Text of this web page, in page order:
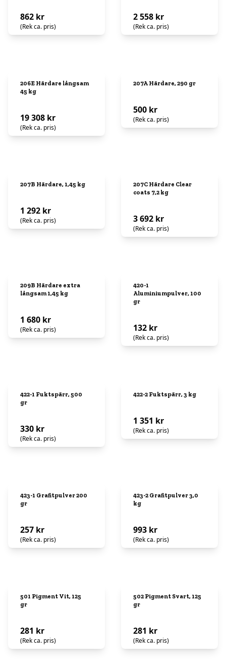
862 kr
(Rek ca. pris)
2 558 kr
(Rek ca. pris)
206E Härdare långsam
45 kg
19 308 kr
(Rek ca. pris)
207A Härdare, 290 gr
500 kr
(Rek ca. pris)
207B Härdare, 1,45 kg
1 292 kr
(Rek ca. pris)
207C Härdare Clear
coats 7,2 kg
3 692 kr
(Rek ca. pris)
209B Härdare extra
långsam 1,45 kg
1 680 kr
(Rek ca. pris)
420-1
Aluminiumpulver, 100
gr
132 kr
(Rek ca. pris)
422-1 Fuktspärr, 500
gr
330 kr
(Rek ca. pris)
422-2 Fuktspärr, 3 kg
1 351 kr
(Rek ca. pris)
423-1 Grafitpulver 200
gr
257 kr
(Rek ca. pris)
423-2 Grafitpulver 3,0
kg
993 kr
(Rek ca. pris)
501 Pigment Vit, 125
gr
281 kr
(Rek ca. pris)
502 Pigment Svart, 125
gr
281 kr
(Rek ca. pris)